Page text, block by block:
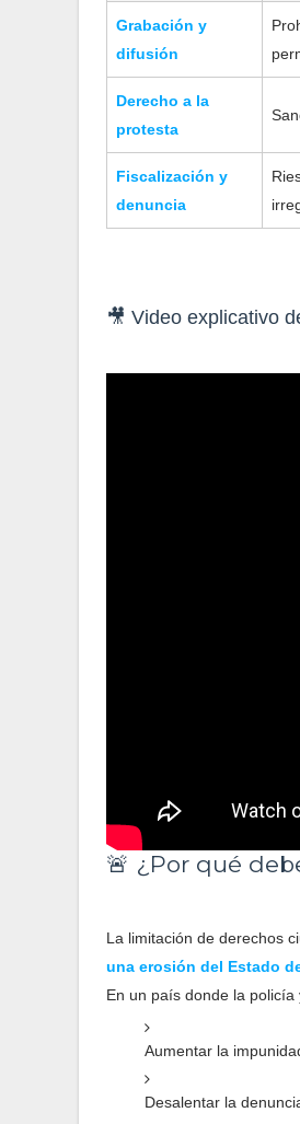
Grabación y
difusión
Derecho a la
protesta
Fiscalización y
denuncia
🎥 Video explicativo
🚨 ¿Por qué
La limitación de derechos
una erosión del Estado
En un país donde la
Aumentar la
Desalentar la